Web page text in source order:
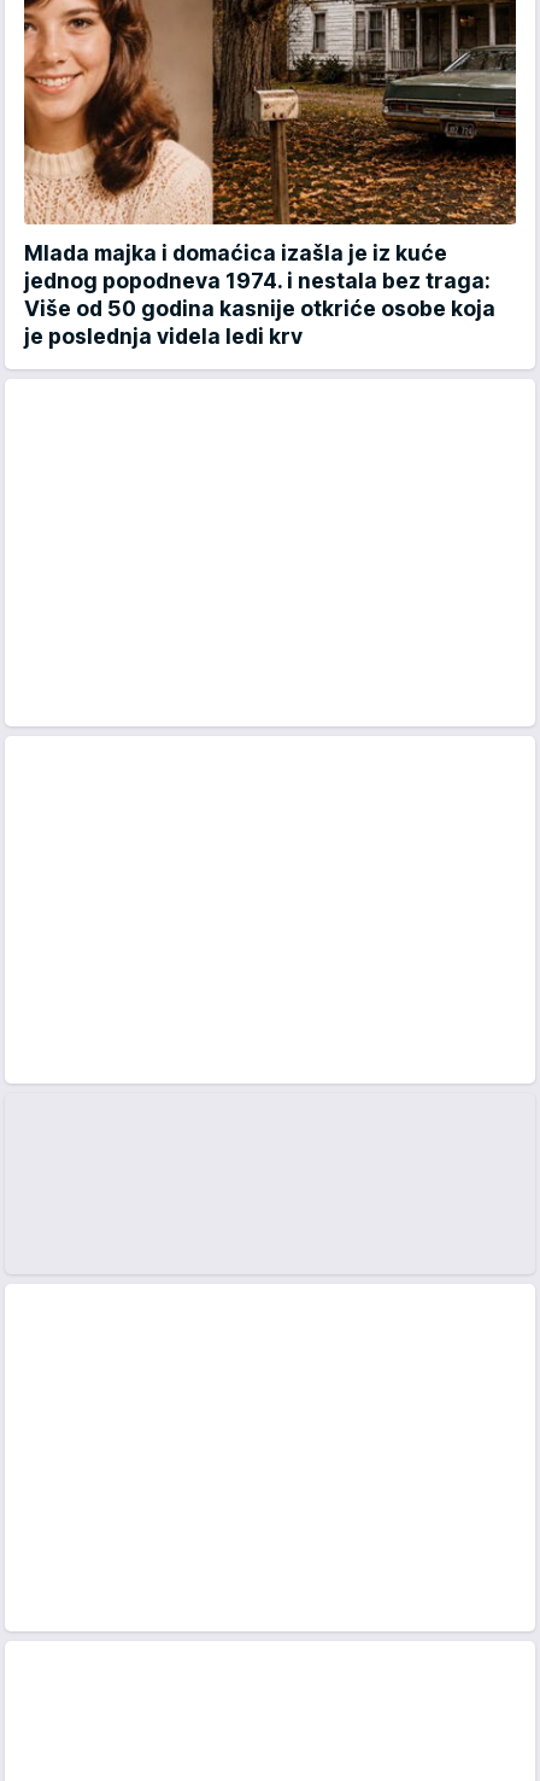
Mlada majka i domaćica izašla je iz kuće
jednog popodneva 1974. i nestala bez traga:
Više od 50 godina kasnije otkriće osobe koja
je poslednja videla ledi krv